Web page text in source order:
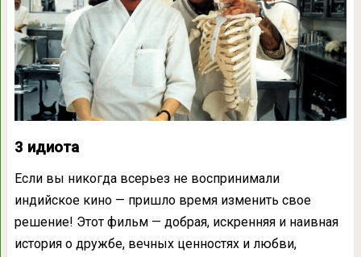
3 идиота
Если вы никогда всерьез не воспринимали
индийское кино — пришло время изменить свое
решение! Этот фильм — добрая, искренняя и наивная
история о дружбе, вечных ценностях и любви,